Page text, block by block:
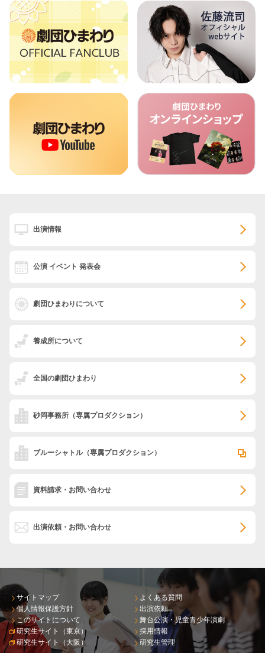
出演情報
公演 イベント 発表会
劇団ひまわりについて
養成所について
全国の劇団ひまわり
砂岡事務所 （専属プロダクション）
ブルーシャトル（専属プロダクション）
資料請求・お問い合わせ
出演依頼・お問い合わせ
サイトマップ
個人情報保護方針
このサイトについて
研究生サイト（東京）
研究生サイト（大阪）
よくある質問
出演依頼
舞台公演・児童青少年演劇
採用情報
研究生管理